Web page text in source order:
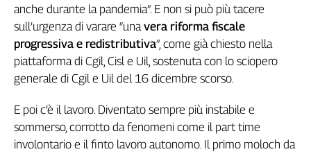
redazione
Newsletter
Social
anche durante la pandemia”. E non si può più tacere
sull’urgenza di varare “unavera riforma fiscale
progressiva e redistributiva”, come già chiesto nella
piattaforma di Cgil, Cisl e Uil, sostenuta con lo sciopero
generale di Cgil e Uil del 16 dicembre scorso.
E poi c’è il lavoro. Diventato sempre più instabile e
sommerso, corrotto da fenomeni come il part time
involontario e il finto lavoro autonomo. Il primo moloch da